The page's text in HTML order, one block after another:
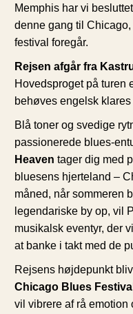
Memphis har vi
denne gang til
festival foregår.
Rejsen afgår fra
Hovedsproget på turen
behøves engelsk klares
Blå toner og svedige
passionerede blues-
Heaven tager dig med
bluesens hjerteland –
måned, når sommeren
legendariske by op, vil
musikalsk eventyr, der
at banke i takt med de
Rejsens højdepunkt
Chicago Blues
vil vibrere af rå emotion